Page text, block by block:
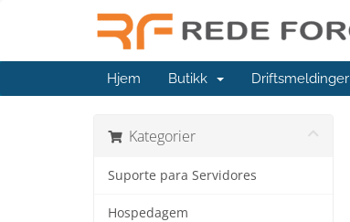
Hjem Butikk Driftsmeldinger
Kategorier
Suporte para Servidores
Hospedagem